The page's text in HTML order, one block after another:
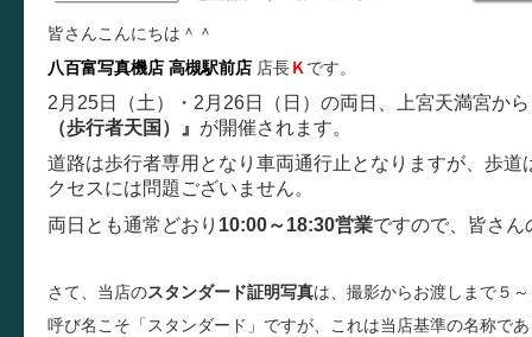
皆さんこんにちは＾＾
八百富写真機店 高槻駅前店 店長Ｋ です。
2月25日（土）・2月26日（日）の両日、上宮天満宮か
（歩行者天国）』 が開催されます。
道路は歩行者専用となり車両通行止となりますが、歩
クセスには問題ございません。
両日とも通常どおり 10:00～18:30営業ですので、皆さ
さて、当店のスタンダード証明写真は、撮影からお渡しまで５
呼び名こそ「スタンダード」ですが、これは当店基準の名称で